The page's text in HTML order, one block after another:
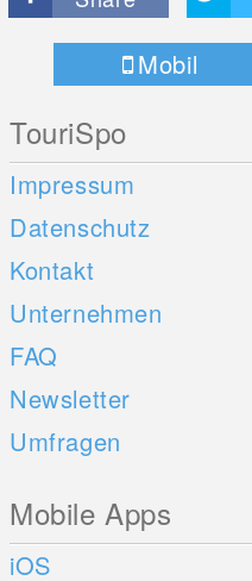
Mobil
TouriSpo
Impressum
Datenschutz
Kontakt
Unternehmen
FAQ
Newsletter
Umfragen
Mobile Apps
iOS